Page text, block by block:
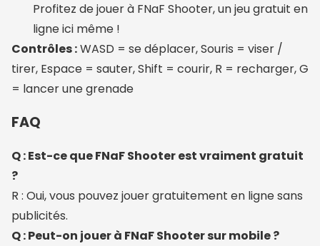
Profitez de jouer à FNaF Shooter, un jeu gratuit en
ligne ici même !
Contrôles :WASD = se déplacer, Souris = viser /
tirer, Espace = sauter, Shift = courir, R = recharger, G
= lancer une grenade
FAQ
Q : Est-ce que FNaF Shooter est vraiment gratuit
?
R : Oui, vous pouvez jouer gratuitement en ligne sans
publicités.
Q : Peut-on jouer à FNaF Shooter sur mobile ?